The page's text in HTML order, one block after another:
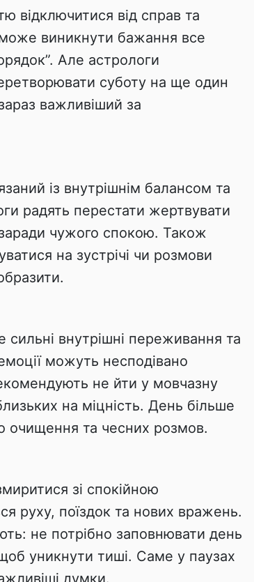
відключитися від справ та
виникнути бажання все
Але астрологи
суботу на ще один
важливіший за
із внутрішнім балансом та
радять перестати жертвувати
чужого спокою. Також
на зустрічі чи розмови
внутрішні переживання та
можуть несподівано
не йти у мовчазну
на міцність. День більше
очищення та чесних розмов.
зі спокійною
руху, поїздок та нових вражень.
не потрібно заповнювати день
уникнути тиші. Саме у паузах
думки.